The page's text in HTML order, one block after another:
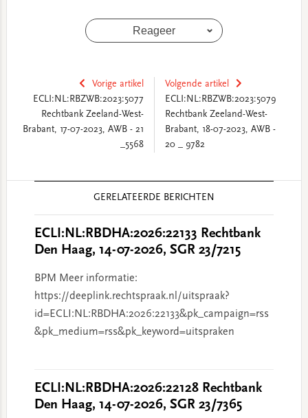
Reageer
Vorige artikel
ECLI:NL:RBZWB:2023:5077
Rechtbank Zeeland-West-
Brabant, 17-07-2023, AWB - 21
_5568
Volgende artikel
ECLI:NL:RBZWB:2023:5079
Rechtbank Zeeland-West-
Brabant, 18-07-2023, AWB -
20 _ 9782
GERELATEERDE BERICHTEN
ECLI:NL:RBDHA:2026:22133 Rechtbank
Den Haag, 14-07-2026, SGR 23/7215
BPM Meer informatie:
https://deeplink.rechtspraak.nl/uitspraak?
id=ECLI:NL:RBDHA:2026:22133&pk_campaign=rss
&pk_medium=rss&pk_keyword=uitspraken
ECLI:NL:RBDHA:2026:22128 Rechtbank
Den Haag, 14-07-2026, SGR 23/7365